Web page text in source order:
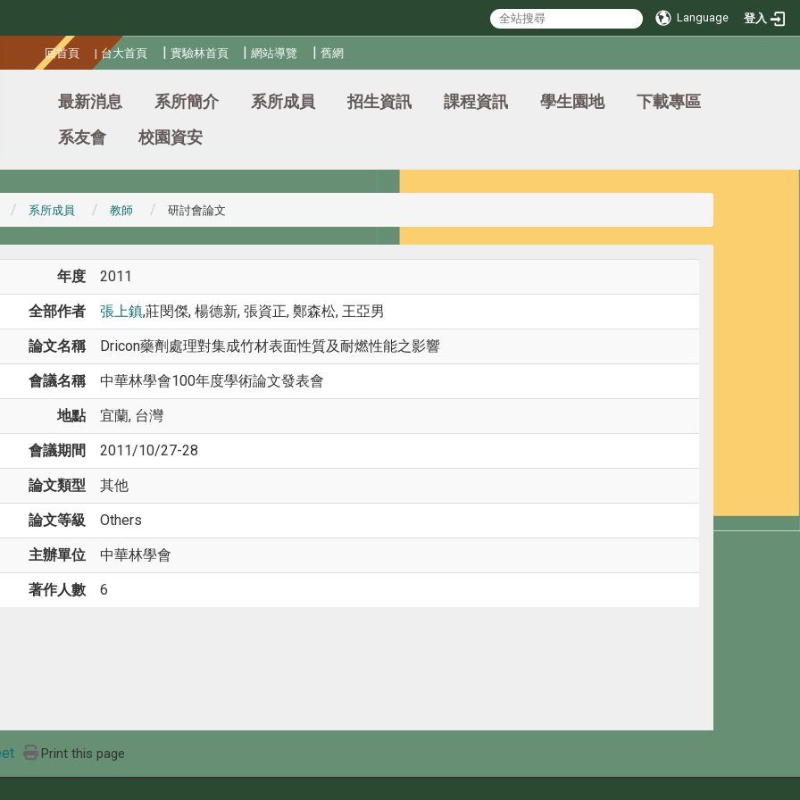
Language 登入
回首頁 | 台大首頁 | 實驗林首頁 |網站導覽 |舊網
最新消息 系所簡介 系所成員 招生資訊 課程資訊 學生園地
下載專區
系友會
校園資安
系所成員 教師 研討會論文
年度 2011
全部作者 張上鎮,莊閔傑, 楊德新, 張資正, 鄭森松, 王亞男
論文名稱 Dricon藥劑處理對集成竹材表面性質及耐燃性能之影響
會議名稱 中華林學會100年度學術論文發表會
地點 宜蘭, 台灣
會議期間 2011/10/27-28
論文類型 其他
論文等級 Others
主辦單位 中華林學會
著作人數 6
Print this page